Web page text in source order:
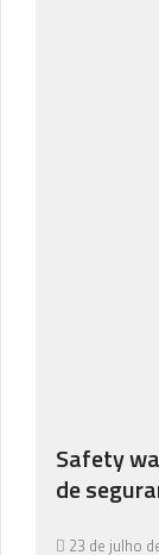
Safety
de
23 de julho